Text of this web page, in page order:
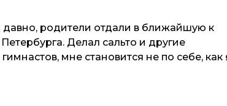
давно, родители отдали в ближайшую к
Делал сальто и другие
мне становится не по себе, как